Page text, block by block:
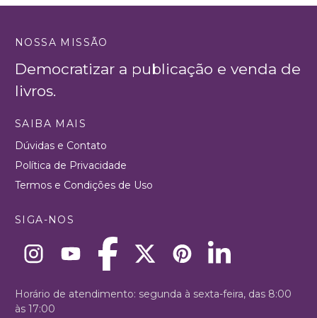
NOSSA MISSÃO
Democratizar a publicação e venda de
livros.
SAIBA MAIS
Dúvidas e Contato
Política de Privacidade
Termos e Condições de Uso
SIGA-NOS
Horário de atendimento: segunda à sexta-feira, das 8:00
às 17:00